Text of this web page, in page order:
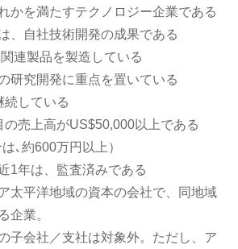
かを満たすテクノロジー企業である
、自社技術開発の成果である
連製品を製造している
研究開発に重点を置いている
続している
の売上高がUS$50,000以上である
､約600万円以上）
1年は、監査済みである
太平洋地域の資本の会社で、同地域
企業。
子会社／支社は対象外。ただし、ア